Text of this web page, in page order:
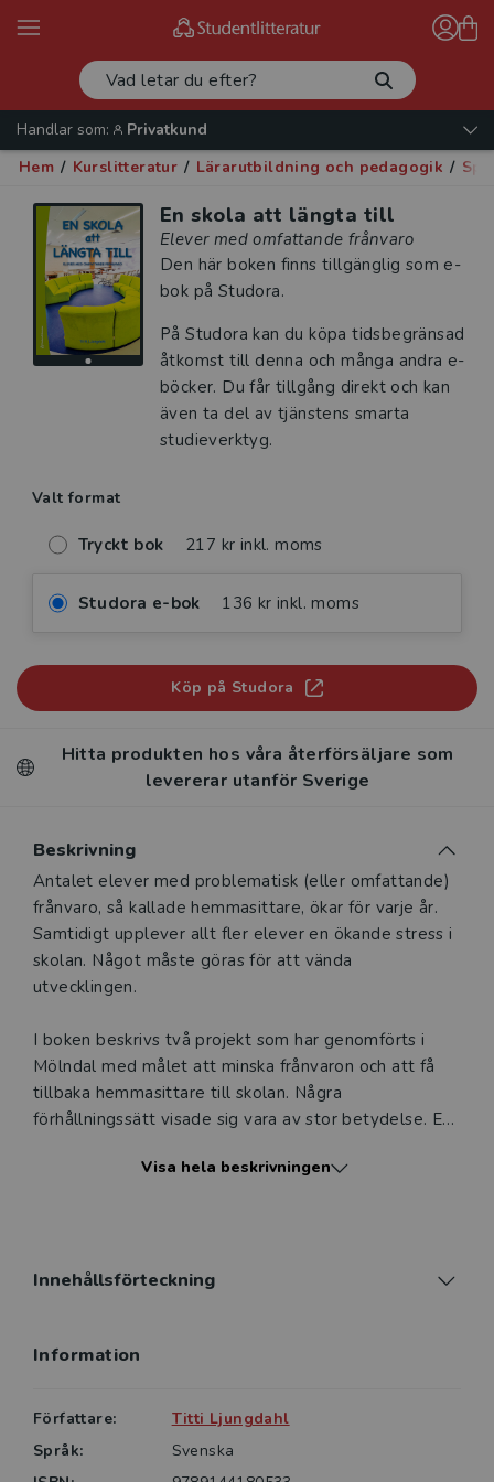
Handlar som:
Privatkund
Hem / Kurslitteratur / Lärarutbildning och pedagogik /
En skola att längta till
Elever med omfattande frånvaro
Den här boken finns tillgänglig som e-
bok på Studora.
På Studora kan du köpa tidsbegränsad
åtkomst till denna och många andra e-
böcker. Du får tillgång direkt och kan
även ta del av tjänstens smarta
studieverktyg.
Valt format
Tryckt bok 217 kr inkl. moms
Studora e-bok 136 kr inkl. moms
Köp på Studora
Hitta produkten hos våra återförsäljare som
levererar utanför Sverige
Beskrivning
Beskrivning
Antalet elever med problematisk (eller omfattande)
frånvaro, så kallade hemmasittare, ökar för varje år.
Samtidigt upplever allt fler elever en ökande stress i
skolan. Något måste göras för att vända
utvecklingen.
I boken beskrivs två projekt som har genomförts i
Mölndal med målet att minska frånvaron och att få
tillbaka hemmasittare till skolan. Några
förhållningssätt visade sig vara av stor betydelse. En
förståelse för att alla elever är olika, utnyttjande av
Förhoppningen är att boken ska ge inspiration och
längta till!
Boken vänder sig till blivande och verksamma lärare,
elevassistenter och övrig skolpersonal men kan även
Visa hela beskrivningen
Innehållsförteckning
Information
Författare:
Titti Ljungdahl
Språk:
Svenska